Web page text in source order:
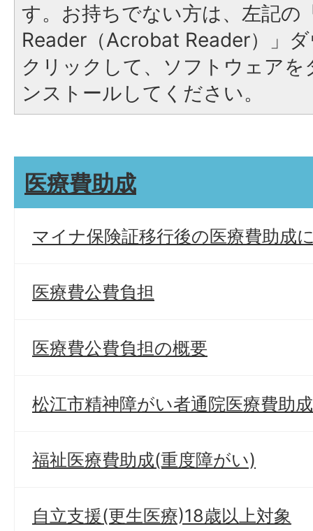
す。お持ちでない方は、左記の
Reader（Acrobat Reader）」
クリックして、ソフトウェア
ンストールしてください。
医療費助成
マイナ保険証移行後の医療費助成
医療費公費負担
医療費公費負担の概要
松江市精神障がい者通院医療費助成
福祉医療費助成(重度障がい)
自立支援(更生医療)18歳以上対象